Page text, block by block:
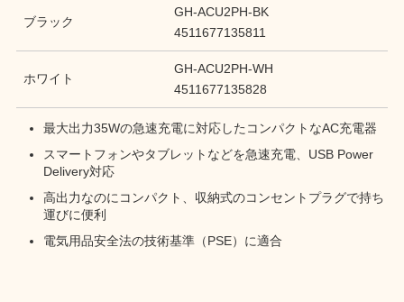
ブラック
GH-ACU2PH-BK
4511677135811
ホワイト
GH-ACU2PH-WH
4511677135828
最大出力35Wの急速充電に対応したコンパクトなAC充電器
スマートフォンやタブレットなどを急速充電、USB Power
Delivery対応
高出力なのにコンパクト、収納式のコンセントプラグで持ち
運びに便利
電気用品安全法の技術基準（PSE）に適合